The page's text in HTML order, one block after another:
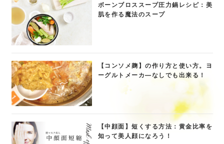
ボーンブロススープ圧力鍋レシピ：美
肌を作る魔法のスープ
【コンソメ麹】の作り方と使い方。ヨ
ーグルトメーカ―なしでも出来る！
【中顔面】短くする方法：黄金比率を
知って美人顔になろう！